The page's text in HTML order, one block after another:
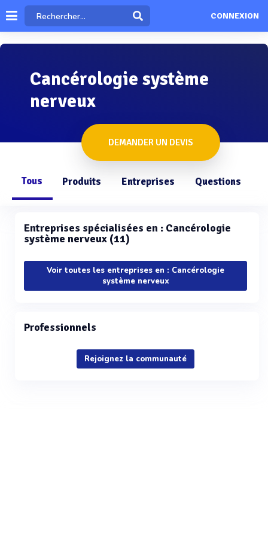
CONNEXION
Cancérologie système
nerveux
DEMANDER UN DEVIS
Tous Produits Entreprises Questions
Entreprises spécialisées en : Cancérologie
système nerveux (11)
Voir toutes les entreprises en : Cancérologie
système nerveux
Professionnels
Rejoignez la communauté